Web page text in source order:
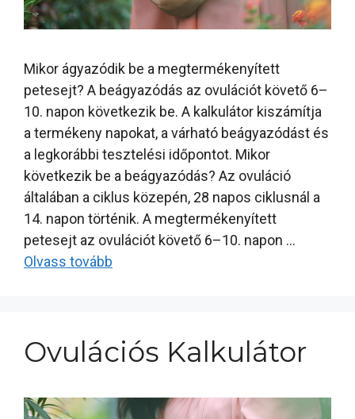
Mikor ágyazódik be a megtermékenyített
petesejt? A beágyazódás az ovulációt követő 6–
10. napon következik be. A kalkulátor kiszámítja
a termékeny napokat, a várható beágyazódást és
a legkorábbi tesztelési időpontot. Mikor
következik be a beágyazódás? Az ovuláció
általában a ciklus közepén, 28 napos ciklusnál a
14. napon történik. A megtermékenyített
petesejt az ovulációt követő 6–10. napon …
Olvass tovább
Ovulációs Kalkulátor